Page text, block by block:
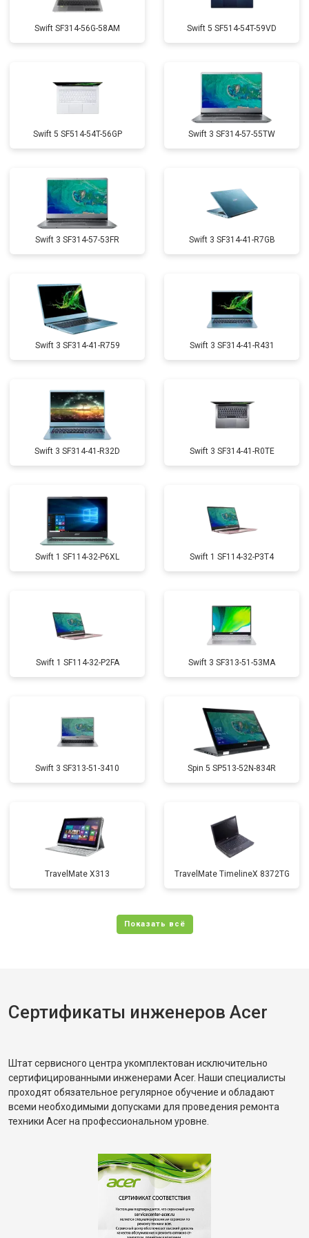
Swift SF314-56G-58AM Swift 5 SF514-54T-59VD
Swift 5 SF514-54T-56GP Swift 3 SF314-57-55TW
Swift 3 SF314-57-53FR Swift 3 SF314-41-R7GB
Swift 3 SF314-41-R759 Swift 3 SF314-41-R431
Swift 3 SF314-41-R32D Swift 3 SF314-41-R0TE
Swift 1 SF114-32-P6XL Swift 1 SF114-32-P3T4
Swift 1 SF114-32-P2FA Swift 3 SF313-51-53MA
Swift 3 SF313-51-3410 Spin 5 SP513-52N-834R
TravelMate X313 TravelMate TimelineX 8372TG
Сертификаты инженеров Acer
Штат сервисного центра укомплектован исключительно
сертифицированными инженерами Acer. Наши специалисты
проходят обязательное регулярное обучение и обладают
всеми необходимыми допусками для проведения ремонта
техники Acer на профессиональном уровне.